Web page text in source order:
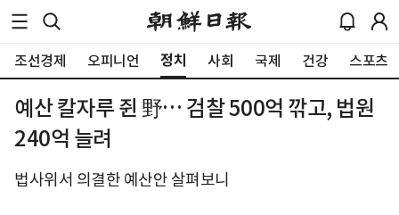
조선경제 오피니언 정치 사회 국제 건강 스포츠
예산 칼자루 쥔 野… 검찰 500억 깎고, 법원
240억 늘려
법사위서 의결한 예산안 살펴보니